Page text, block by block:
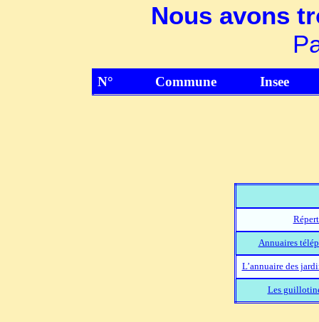
Nous avons
N° Commune Insee
Annuaires
L’annuaire des
Les